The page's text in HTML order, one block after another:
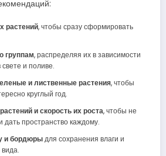
растений, чтобы сразу сформировать
группам, распределяя их в зависимости
и поливе.
и лиственные растения, чтобы
круглый год.
и скорость их роста, чтобы не
дать пространство каждому.
и бордюрыдля сохранения влаги и